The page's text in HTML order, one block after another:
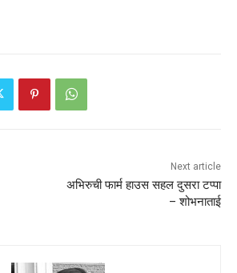
Next article
अभिरुची फार्म हाउस सहल दुसरा टप्पा
– शोभनाताई